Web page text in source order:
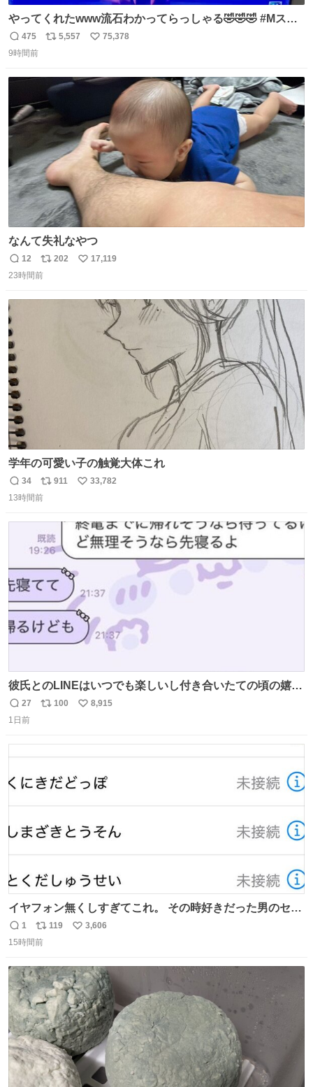
やってくれたwww流石わかってらっしゃる🤣🤣🤣 #Mステ
#西川貴教
返
信
475
リ
ト
数
5,557
い
数
75,378
9時間前
なんて失礼なやつ
返
信
12
リ
ポ
202
い
17,119
23時間前
学年の可愛い子の触覚大体これ
返
信
34
リ
ポ
ト
数
911
い
数
33,782
13時間前
彼氏とのLINEはいつでも楽しいし付き合いたての頃の嬉し
かったLINEは無限にあるけど(同棲前は1日で各50通くらい
送りあってたし)最近嬉しかったのはこれ
返
信
27
リ
100
い
8,915
1日前
イヤフォン無くしすぎてこれ。 その時好きだった男のセコ
ムの名前にしてる
返
信
1
リ
ポ
ト
数
119
い
数
3,606
15時間前